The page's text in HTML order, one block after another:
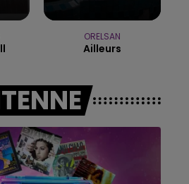
19h00 - 19h15
LA POP MACHINE -
ORELSAN
Ailleurs